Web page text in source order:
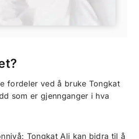
fordeler ved å bruke Tongkat
som er gjennganger i hva
Tongkat Ali kan bidra til å